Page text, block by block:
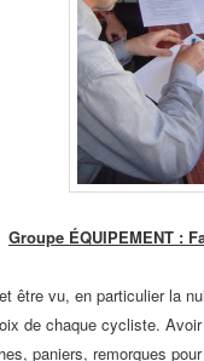
Groupe ÉQUIPEMENT :
être vu, en particulier la
de chaque cycliste.
paniers, remorques